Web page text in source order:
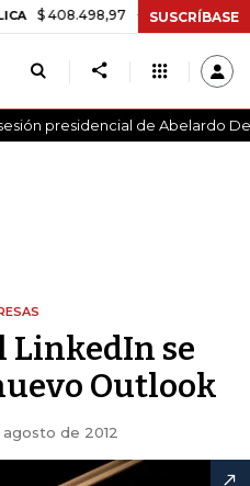
$ 408.498,97 +$ 8.753,81 +2,19%
SUSCRÍBASE
presidencial de Abelardo
LinkedIn se
Outlook
de 2012